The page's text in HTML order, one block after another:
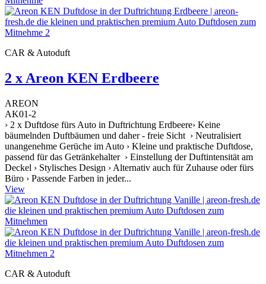
CAR & Autoduft
2 x Areon KEN Erdbeere
AREON
AK01-2
› 2 x Duftdose fürs Auto in Duftrichtung Erdbeere› Keine
bäumelnden Duftbäumen und daher - freie Sicht › Neutralisiert
unangenehme Gerüche im Auto › Kleine und praktische Duftdose,
passend für das Getränkehalter › Einstellung der Duftintensität am
Deckel › Stylisches Design › Alternativ auch für Zuhause oder fürs
Büro › Passende Farben in jeder...
View
CAR & Autoduft